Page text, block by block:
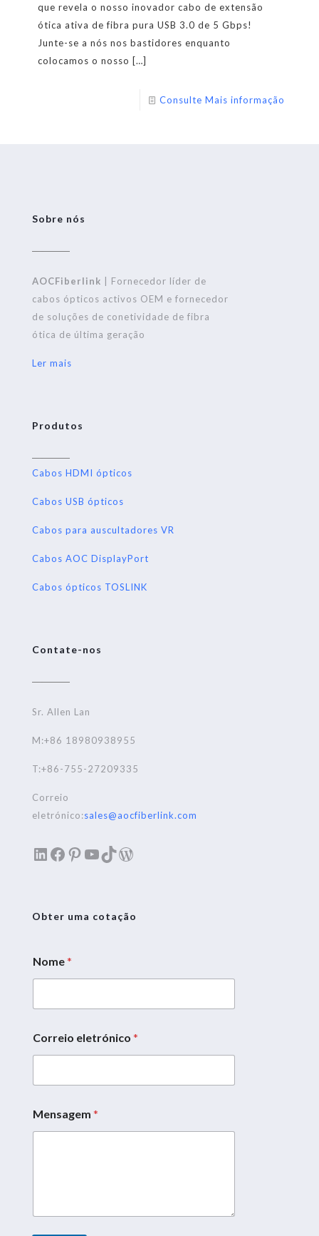
que revela o nosso inovador cabo de extensão
ótica ativa de fibra pura USB 3.0 de 5 Gbps!
Junte-se a nós nos bastidores enquanto
colocamos o nosso […]
Consulte Mais informação
Sobre nós
AOCFiberlink | Fornecedor líder de
cabos ópticos activos OEM e fornecedor
de soluções de conetividade de fibra
ótica de última geração
Ler mais
Produtos
Cabos HDMI ópticos
Cabos USB ópticos
Cabos para auscultadores VR
Cabos AOC DisplayPort
Cabos ópticos TOSLINK
Contate-nos
Sr. Allen Lan
M:+86 18980938955
T:+86-755-27209335
Correio
eletrónico:sales@aocfiberlink.com
LinkedIn
Facebook
Pinterest
YouTube
TikTok
WordPress
Obter uma cotação
Nome*
Correio eletrónico *
M
e
m
Mensagem *